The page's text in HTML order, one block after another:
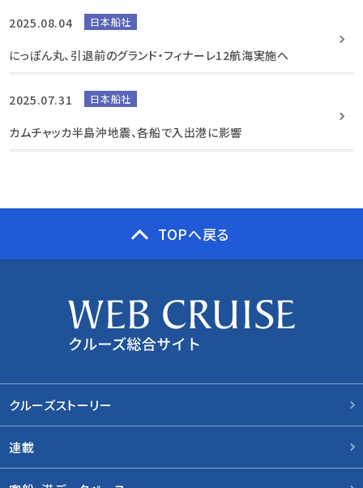
2025.08.04 日本船社
にっぽん丸、引退前のグランド・フィナーレ12航海実施へ
2025.07.31 日本船社
カムチャッカ半島沖地震、各船で入出港に影響
TOPへ戻る
クルーズストーリー
連載